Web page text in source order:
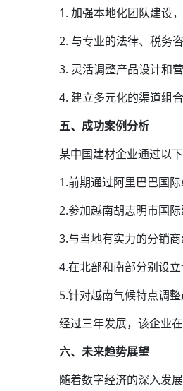
1. 加强本地化团队建设
2. 与专业的法律、税务
3. 灵活调整产品设计和
4. 建立多元化的渠道组
五、成功案例分析
某中国建材企业通过以
1.前期通过阿里巴巴国
2.参加越南胡志明市国
3.与当地有实力的分销商
4.在北部和南部分别设立
5.针对越南气候特点调
经过三年发展，该企业
六、未来趋势展望
随着数字经济的深入发